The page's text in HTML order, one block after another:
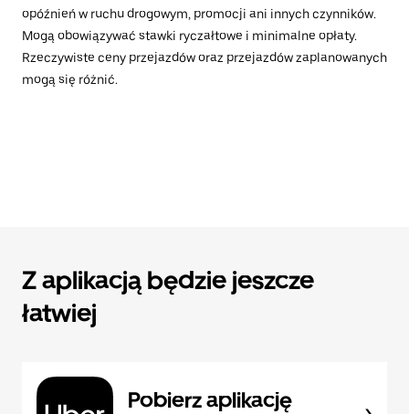
opóźnień w ruchu drogowym, promocji ani innych czynników.
Mogą obowiązywać stawki ryczałtowe i minimalne opłaty.
Rzeczywiste ceny przejazdów oraz przejazdów zaplanowanych
mogą się różnić.
Z aplikacją będzie jeszcze
łatwiej
Pobierz aplikację